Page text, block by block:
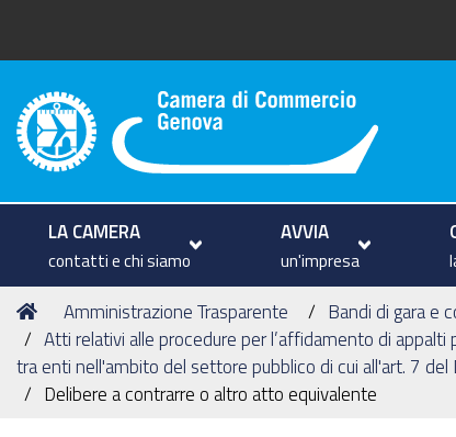
Camera di Commercio di
LA CAMERA
contatti e chi siamo
AVVIA
un'impresa
Tu
sei
qui:
Home
Amministrazione Trasparente Bandi di gara e
Atti relativi alle procedure per l’affidamento di
tra enti nell'ambito del settore pubblico di cui all'art. 7
Delibere a contrarre o altro atto equivalente